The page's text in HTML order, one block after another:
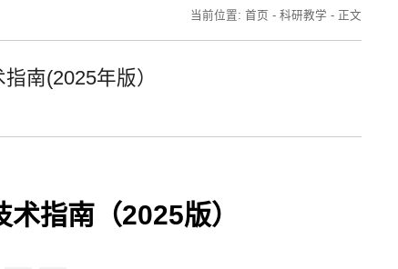
当前位置: 首页 - 科研教学 - 正文
南(2025年版）
指南（2025版）